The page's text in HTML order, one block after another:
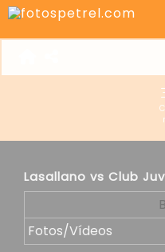
Lasallano vs Club